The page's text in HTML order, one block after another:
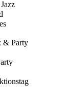
& Party